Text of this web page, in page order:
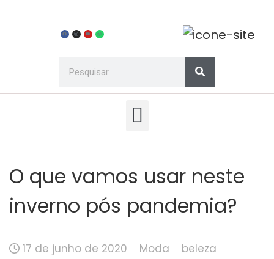
O que vamos usar neste
inverno pós pandemia?
17 de junho de 2020 Moda
beleza